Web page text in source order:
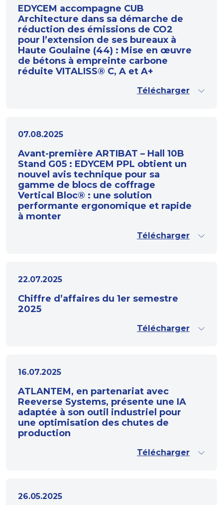
EDYCEM accompagne CUB
Architecture dans sa démarche de
réduction des émissions de CO2
pour l’extension de ses bureaux à
Haute Goulaine (44) : Mise en œuvre
de bétons à empreinte carbone
réduite VITALISS® C, A et A+
Télécharger
07.08.2025
Avant-première ARTIBAT – Hall 10B
Stand G05 : EDYCEM PPL obtient un
nouvel avis technique pour sa
gamme de blocs de coffrage
Vertical Bloc® : une solution
performante ergonomique et rapide
à monter
Télécharger
22.07.2025
Chiffre d’affaires du 1er semestre
2025
Télécharger
16.07.2025
ATLANTEM, en partenariat avec
Reeverse Systems, présente une IA
adaptée à son outil industriel pour
une optimisation des chutes de
production
Télécharger
26.05.2025